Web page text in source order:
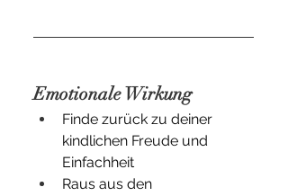
Emotionale Wirkung
Finde zurück zu deiner
kindlichen Freude und
Einfachheit
Raus aus den